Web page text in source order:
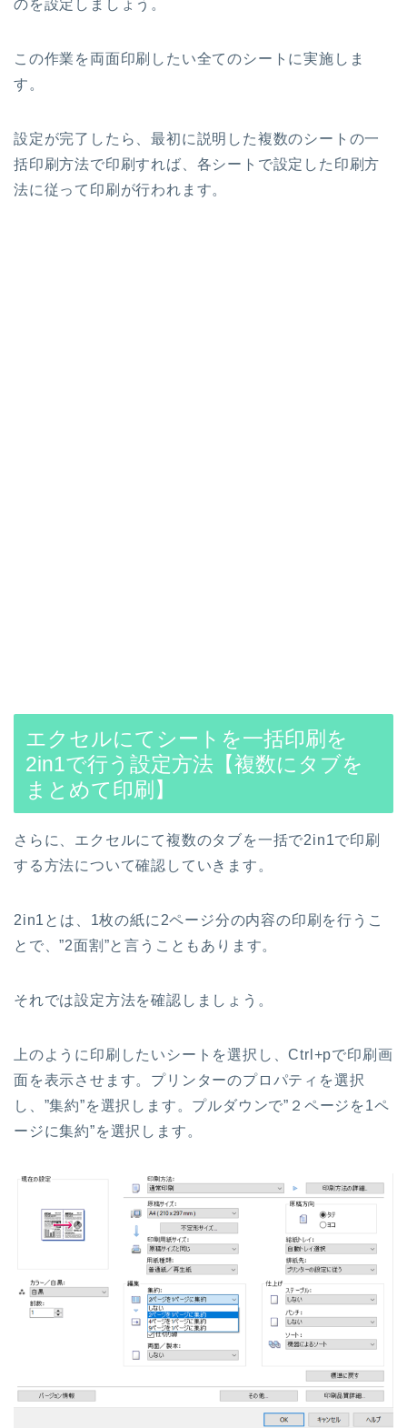
のを設定しましょう。
この作業を両面印刷したい全てのシートに実施しま
す。
設定が完了したら、最初に説明した複数のシートの一
括印刷方法で印刷すれば、各シートで設定した印刷方
法に従って印刷が行われます。
エクセルにてシートを一括印刷を
2in1で行う設定方法【複数にタブを
まとめて印刷】
さらに、エクセルにて複数のタブを一括で2in1で印刷
する方法について確認していきます。
2in1とは、1枚の紙に2ページ分の内容の印刷を行うこ
とで、”2面割”と言うこともあります。
それでは設定方法を確認しましょう。
上のように印刷したいシートを選択し、Ctrl+pで印刷画
面を表示させます。プリンターのプロパティを選択
し、”集約”を選択します。プルダウンで”２ページを1ペ
ージに集約”を選択します。